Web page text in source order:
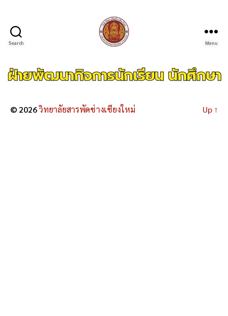
Search Menu
ฝ่ายพัฒนากิจการนักเรียน นักศึกษา
© 2026วิทยาลัยสารพัดช่างเชียงใหม่ Up ↑